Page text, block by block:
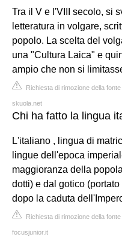
Tra il V e l'VIII secolo, si
letteratura in volgare,
popolo. La scelta del
una "Cultura Laica" e
ampio che non si
Richiesta di rimozione della fonte
skuola.net
Chi ha fatto la lingua
L'italiano , lingua di
lingue dell'epoca
maggioranza della
dotti) e dal gotico
dopo la caduta
Richiesta di rimozione della fonte
focusjunior.it